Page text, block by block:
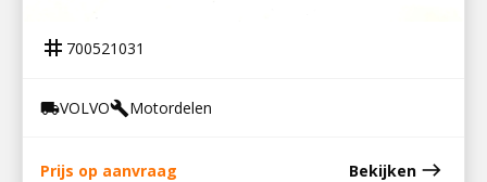
tag 700521031
local_shippingVOLVObuildMotordelen
Prijs op aanvraag Bekijken east